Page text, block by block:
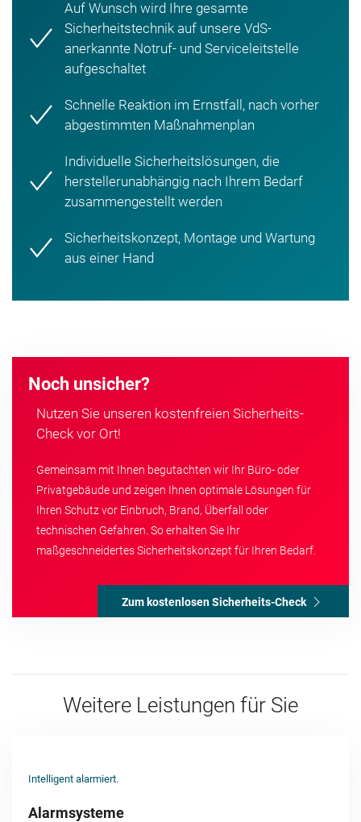
Auf Wunsch wird Ihre gesamte
Sicherheitstechnik auf unsere VdS-
anerkannte Notruf- und Serviceleitstelle
aufgeschaltet
Schnelle Reaktion im Ernstfall, nach vorher
abgestimmten Maßnahmenplan
Individuelle Sicherheitslösungen, die
herstellerunabhängig nach Ihrem Bedarf
zusammengestellt werden
Sicherheitskonzept, Montage und Wartung
aus einer Hand
Noch unsicher?
Nutzen Sie unseren kostenfreien Sicherheits-
Check vor Ort!
Gemeinsam mit Ihnen begutachten wir Ihr Büro- oder
Privatgebäude und zeigen Ihnen optimale Lösungen für
Ihren Schutz vor Einbruch, Brand, Überfall oder
technischen Gefahren. So erhalten Sie Ihr
maßgeschneidertes Sicherheitskonzept für Ihren Bedarf.
Zum kostenlosen Sicherheits-Check
Weitere Leistungen für Sie
Intelligent alarmiert.
Alarmsysteme